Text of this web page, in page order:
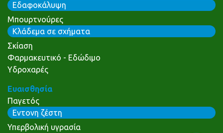
Εδαφοκάλυψη
Μπουρτνούρες
Κλάδεμα σε σχήματα
Σκίαση
Φαρμακευτικό - Εδώδιμο
Υδροχαρές
Ευαισθησία
Παγετός
Εντονη ζέστη
Υπερβολική υγρασία